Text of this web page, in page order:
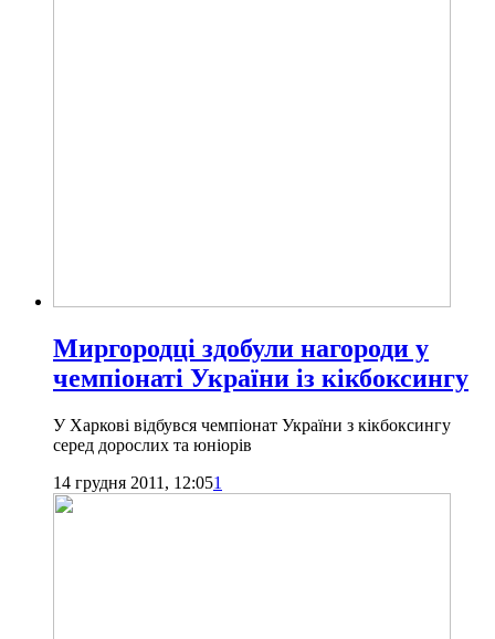
Миргородці здобули нагороди у
чемпіонаті України із кікбоксингу
У Харкові відбувся чемпіонат України з кікбоксингу
серед дорослих та юніорів
14 грудня 2011, 12:051